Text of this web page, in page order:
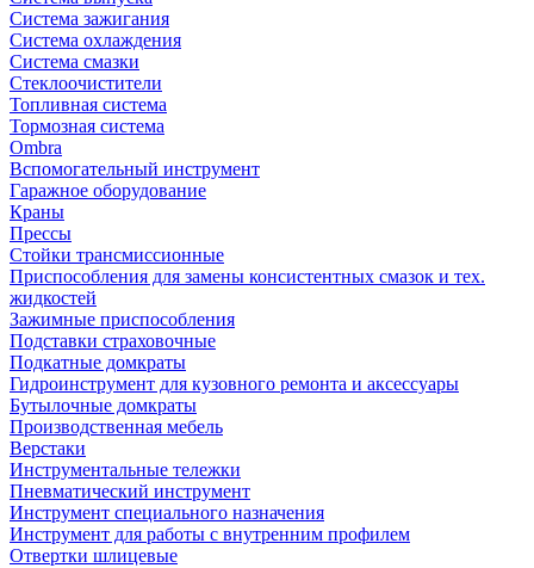
Система зажигания
Система охлаждения
Система смазки
Стеклоочистители
Топливная система
Тормозная система
Ombra
Вспомогательный инструмент
Гаражное оборудование
Краны
Прессы
Стойки трансмиссионные
Приспособления для замены консистентных смазок и тех.
жидкостей
Зажимные приспособления
Подставки страховочные
Подкатные домкраты
Гидроинструмент для кузовного ремонта и аксессуары
Бутылочные домкраты
Производственная мебель
Верстаки
Инструментальные тележки
Пневматический инструмент
Инструмент специального назначения
Инструмент для работы с внутренним профилем
Отвертки шлицевые